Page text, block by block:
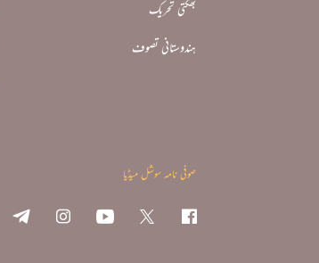
بھکتی تحریک
ہندوستانی تصوف
صوفی نامہ سوشل میڈیا